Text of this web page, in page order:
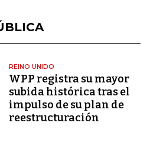
REINO UNIDO
WPP registra su mayor
subida histórica tras el
impulso de su plan de
reestructuración